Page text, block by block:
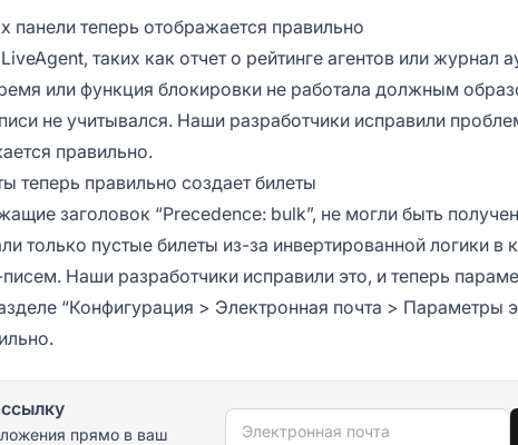
панели теперь отображается правильно
таких как отчет о рейтинге агентов или журнал
или функция блокировки не работала должным
не учитывался. Наши разработчики исправили
правильно.
теперь правильно создает билеты
заголовок “Precedence: bulk”, не могли быть
только пустые билеты из-за инвертированной логики в
Наши разработчики исправили это, и теперь
“Конфигурация > Электронная почта > Параметры
прямо в ваш
Электронная почта